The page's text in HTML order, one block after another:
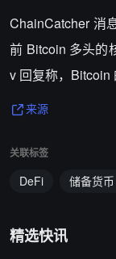
ChainCatcher 消
前 Bitcoin 多头的
v 回复称，Bitcoin
来源
关联标签
DeFi 储备货币
精选快讯